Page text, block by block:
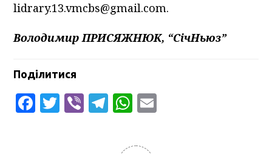
lidrary.13.vmcbs@gmail.com.
Володимир ПРИСЯЖНЮК, “СічНьюз”
Поділитися
Facebook
Twitter
ViberTelegram
WhatsApp